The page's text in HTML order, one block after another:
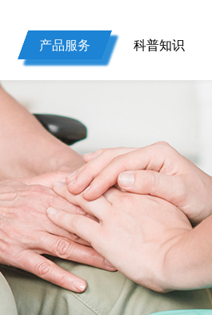
产品服务 科普知识